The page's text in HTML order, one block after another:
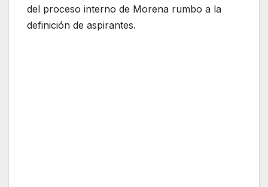
del proceso interno de Morena rumbo a la
definición de aspirantes.